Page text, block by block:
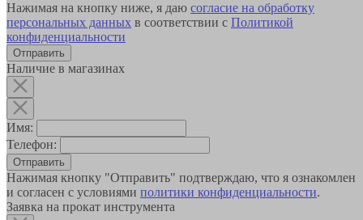
Нажимая на кнопку ниже, я даю согласие на обработку
персональных данных в соответствии с Политикой
конфиденциальности
Наличие в магазинах
Имя:
Телефон:
Отправить
Нажимая кнопку "Отправить" подтверждаю, что я ознакомлен
и согласен с условиями политики конфиденциальности.
Заявка на прокат инструмента